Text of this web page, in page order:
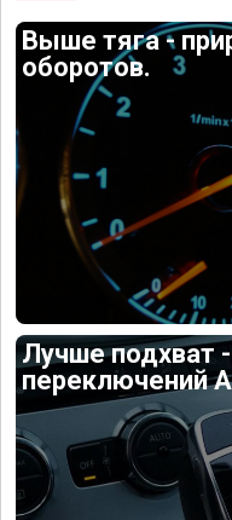
Выше тяга -
оборотов.
Лучше подхват
переключений